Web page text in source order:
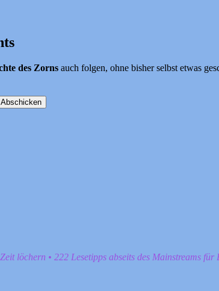
des Zorns auch folgen, ohne bisher selbst etwas
löchern • 222 Lesetipps abseits des Mainstreams